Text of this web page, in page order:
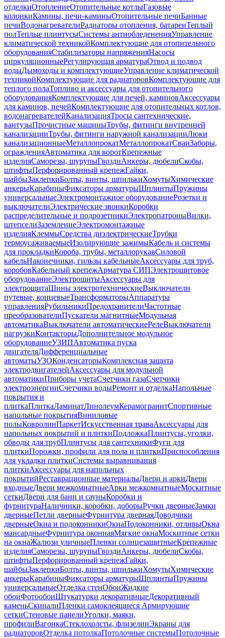
отделкиОтоплениеОтопительные котлыГазовые
колонкиКамины, печи-каминыОтопительные печиБанные
печиВодонагревателиРадиаторы отопления, батареиТеплый
полТеплые плинтусыСистемы антиобледененияУправление
климатической техникойКомплектующие для отопительного
оборудованияСтабилизаторы напряженияНасосы
циркуляционныеРегулирующая арматураОтвод и подвод
водыДымоходы и комплектующиеУправление климатической
техникойКомплектующие для радиаторовКомплектующие для
теплого полаТопливо и аксессуары для отопительного
оборудованияКомплектующие для печей, каминовАксессуары
для каминов, печейКомплектующие для отопительных котлов,
водонагревателейКанализацияТросы сантехнические,
вантузыПрочистные машиныТрубы, фитинги внутренней
канализацииТрубы, фитинги наружной канализацииЛюки
канализационныеМеталлопрокатМеталлопрокатСваиЗаборы,
огражденияАвтоматика для воротКрепежные
изделияСаморезы, шурупыГвоздиАнкеры, дюбелиСкобы,
штифтыПерфорированный крепежГайки,
шайбыЗаклепкиБолты, винты, шпилькиХомутыХимические
анкерыКарабиныФиксаторы арматурыШплинтыПружины
универсальныеЭлектромонтажное оборудованиеРозетки и
выключателиЭлектрические звонкиКоробки
распределительные и подрозетникиЭлектропатроныВилки,
штепселиЗаземлениеЭлектромонтажные
изделияКлеммыСредства диэлектрическиеТрубки
термоусаживаемыеИзолирующие зажимыКабель и системы
для прокладкиКороба, трубы, металлорукавСиловой
кабельНаконечники, гильзы кабельныеАксессуары для труб,
коробовКабельный крепежАрматура СИПЭлектрощитовое
оборудованиеЭлектрощитыАксессуары для
электрощитаШины электротехническиеВыключатели
путевые, концевыеТрансформаторыАппаратура
управленияРубильникиПредохранителиЧастотные
преобразователиПускатели магнитныеМодульная
автоматикаВыключатели автоматическиеРелеВыключатели
нагрузкиКонтакторыДополнительное модульное
оборудованиеУЗИПАвтоматика пуска
двигателяДифференциальные
автоматыУЗОКонденсаторыКомплексная защита
электродвигателейАксессуары для модульной
автоматикиПриборы учетаСчетчики газаСчетчики
электроэнергииСчетчики водыРемонт и отделкаНапольные
покрытия и
плиткаПлиткаЛаминатЛинолеумКерамогранитСпортивные
напольные покрытияВиниловые
полыКовролинПаркетИскусственная траваАксессуары для
напольных покрытий и плиткиПодложкаПлинтусы, уголки,
обводы для трубПлинтусы для сантехникиФуги для
плиткиПорожки, профили для пола и плиткиПриспособления
для укладки плиткиСистемы выравнивания
плиткиАксессуары для напольных
покрытийРеставрационные материалыДвери и аркиДвери
входныеДвери межкомнатныеАрки межкомнатныеМоскитные
сеткиДвери для бани и сауныКоробки и
фурнитураНаличники, коробки, доборыРучки дверныеЗамки
дверныеПетли дверныеФурнитура двернаяДоводчики
дверныеОкна и подоконникиОкнаПодоконники, отливыОкна
мансардныеФурнитура оконнаяМягкие окнаМоскитные сетки
на окнаЖалюзи уличныеПленки солнцезащитныеКрепежные
изделияСаморезы, шурупыГвоздиАнкеры, дюбелиСкобы,
штифтыПерфорированный крепежГайки,
шайбыЗаклепкиБолты, винты, шпилькиХомутыХимические
анкерыКарабиныФиксаторы арматурыШплинтыПружины
универсальныеОтделка стенОбоиЖидкие
обоиФотообоиШтукатурки декоративныеДекоративный
каменьСкиналиПленки самоклеящиеся Армирующие
сеткиСтеновые панелиУголки, маяки,
профилиВагонкаСтеклохолсты, флизелинЭкраны для
радиаторовОтделка потолкаПотолочные системыПотолочные